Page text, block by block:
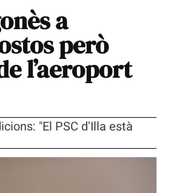
a
però
l’aeroport
"El PSC d'Illa està